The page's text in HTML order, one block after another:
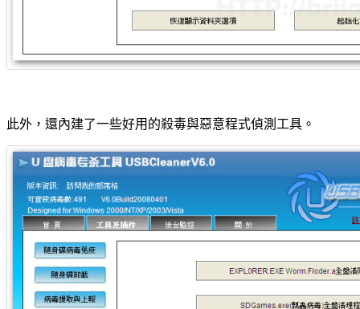
此外，還內建了一些好用的殺毒與惡意程式偵測工具。